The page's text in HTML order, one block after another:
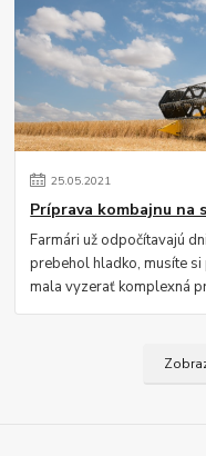
25.05.2021
Príprava kombajnu na
Farmári už odpočítavajú
prebehol hladko, musíte
mala vyzerať komplexná